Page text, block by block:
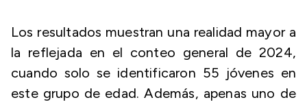
Los resultados muestran una realidad mayor a
la reflejada en el conteo general de 2024,
cuando solo se identificaron 55 jóvenes en
este grupo de edad. Además, apenas uno de